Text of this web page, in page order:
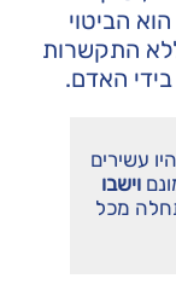
הביטוי
ללא התקשרות
האדם.
עשירים
וישבו
מכל